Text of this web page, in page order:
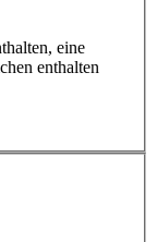
eine
enthalten